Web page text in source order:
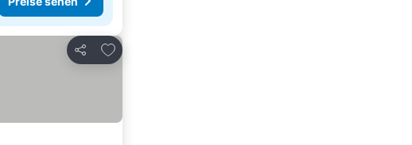
Teilen
Zu Favoriten hinzufügen